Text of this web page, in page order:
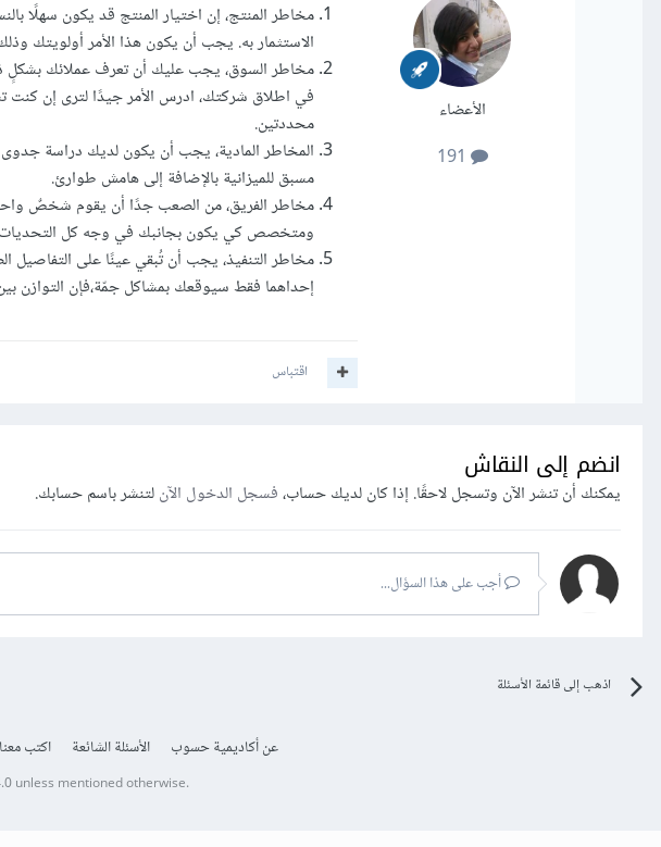
الأعضاء
مخاطر المنتج، إن اختيار المنتج قد يكون سهلًا
الاستثمار به. يجب أن يكون هذا الأمر أولويتك
مخاطر السوق، يجب عليك أن تعرف عملائك
في اطلاق شركتك، ادرس الأمر جيدًا لترى إن
محددتين.
المخاطر المادية، يجب أن يكون لديك دراسة
مسبق للميزانية بالإضافة إلى هامش طوارئ.
مخاطر الفريق، من الصعب جدًا أن يقوم شخصٌ
ومتخصص كي يكون بجانبك في وجه كل
مخاطر التنفيذ، يجب أن تُبقي عينًا على التفاصيل
إحداهما فقط سيوقعك بمشاكل جمّة،فإن التوازن
اقتباس
انضم إلى النقاش
يمكنك أن تنشر الآن وتسجل لاحقًا. إذا كان لديك حساب،فسجل الدخول الآنلتنشر باسم حسابك.
أجب على هذا السؤال...
اذهب إلى قائمة الأسئلة
عن أكاديمية حسوب الأسئلة الشائعة اكتب معنا
unless mentioned otherwise.